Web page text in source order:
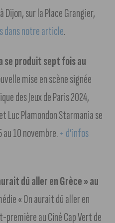
sur la Place Grangier,
dans notre article.
se produit sept fois au
mise en scène signée
des Jeux de Paris 2024,
Luc Plamondon Starmania se
au 10 novembre.+ d’infos
dû aller en Grèce » au
« On aurait dû aller en
première au Ciné Cap Vert de